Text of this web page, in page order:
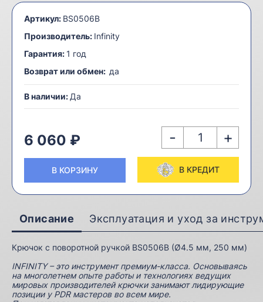
Артикул: BS0506B
Производитель: Infinity
Гарантия: 1 год
Возврат или обмен: да
В наличии: Да
6 060 ₽ - +
В КОРЗИНУ В КРЕДИТ
Описание Эксплуатация и уход за
Крючок с поворотной ручкой BS0506B (Ø4.5 мм, 250 мм)
INFINITY – это инструмент премиум-класса. Основываясь
на многолетнем опыте работы и технологиях ведущих
мировых производителей крючки занимают лидирующие
позиции у PDR мастеров во всем мире.